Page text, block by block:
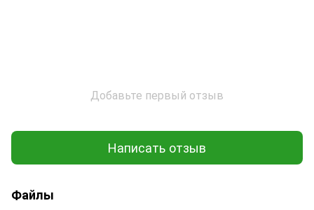
Добавьте первый отзыв
Написать отзыв
Файлы